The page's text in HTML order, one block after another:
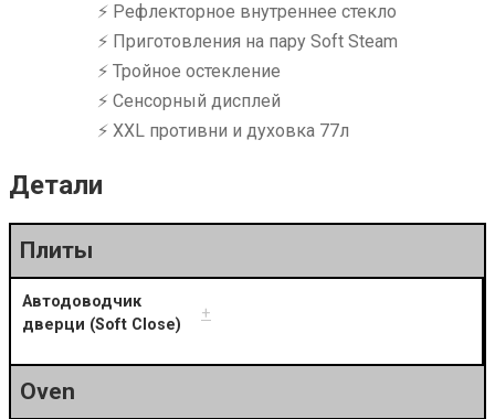
⚡ Рефлекторное внутреннее стекло
⚡ Приготовления на пару Soft Steam
⚡ Тройное остекление
⚡ Сенсорный дисплей
⚡ XXL противни и духовка 77л
Детали
Плиты
Автодоводчик
дверци (Soft Close)
+
Oven